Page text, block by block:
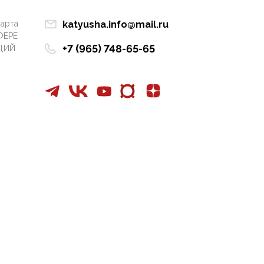
семьи и традиционных
ценностей: «Новые
люди» поднимают
электорат феминисток
мужчинами-«бабуинам
и»
katyusha.info@mail.ru
+7 (965) 748-65-65